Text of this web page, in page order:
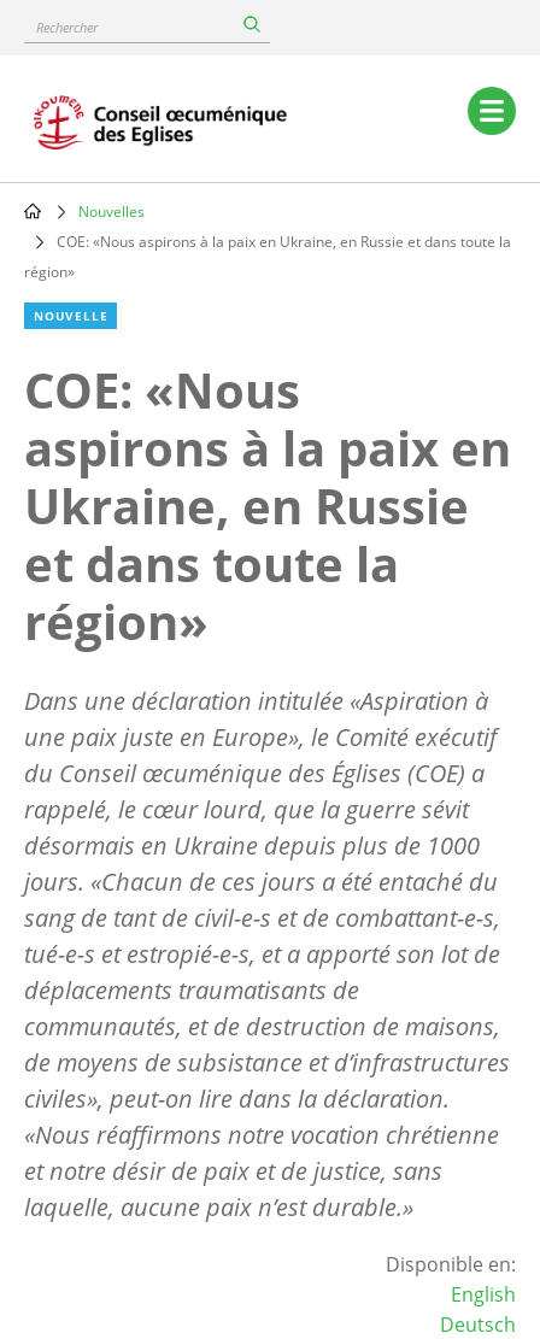
content
Rechercher
Main
navigation
Breadcrumb
Nouvelles
COE: «Nous aspirons à la paix en Ukraine, en Russie et dans toute la
région»
NOUVELLE
COE: «Nous
aspirons à la paix en
Ukraine, en Russie
et dans toute la
région»
Dans une déclaration intitulée «Aspiration à
une paix juste en Europe», le Comité exécutif
du Conseil œcuménique des Églises (COE) a
rappelé, le cœur lourd, que la guerre sévit
désormais en Ukraine depuis plus de 1000
jours. «Chacun de ces jours a été entaché du
sang de tant de civil-e-s et de combattant-e-s,
tué-e-s et estropié-e-s, et a apporté son lot de
déplacements traumatisants de
communautés, et de destruction de maisons,
de moyens de subsistance et d’infrastructures
civiles», peut-on lire dans la déclaration.
«Nous réaffirmons notre vocation chrétienne
et notre désir de paix et de justice, sans
laquelle, aucune paix n’est durable.»
Disponible en:
English
Deutsch